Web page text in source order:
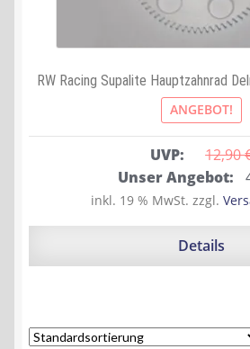
RW Racing Supalite Hauptzahnrad
ANGEBOT!
UVP: 12,90
Ursprünglicher
Preis
war:
Unser Angebot:
inkl. 19 % MwSt. zzgl.
Details